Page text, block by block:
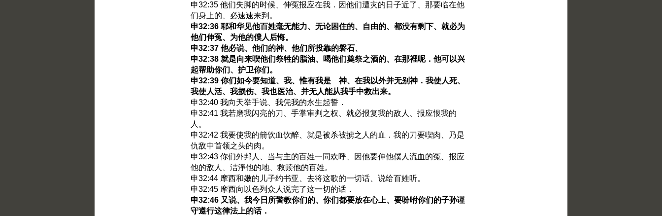
申32:35 他们失脚的时候、伸冤报应在我．因他们遭灾的日子近了、那要临在他
们身上的、必速速来到。
申32:36 耶和华见他百姓毫无能力、无论困住的、自由的、都没有剩下、就必为
他们伸冤、为他的僕人后悔。
申32:37 他必说、他们的神、他们所投靠的磐石、
申32:38 就是向来喫他们祭牲的脂油、喝他们奠祭之酒的、在那裡呢．他可以兴
起帮助你们、护卫你们。
申32:39 你们如今要知道、我、惟有我是 神、在我以外并无别神．我使人死、
我使人活、我损伤、我也医治、并无人能从我手中救出来。
申32:40 我向天举手说、我凭我的永生起誓．
申32:41 我若磨我闪亮的刀、手掌审判之权、就必报复我的敌人、报应恨我的
人。
申32:42 我要使我的箭饮血饮醉、就是被杀被掳之人的血．我的刀要喫肉、乃是
仇敌中首领之头的肉。
申32:43 你们外邦人、当与主的百姓一同欢呼、因他要伸他僕人流血的冤、报应
他的敌人、洁淨他的地、救赎他的百姓。
申32:44 摩西和嫩的儿子约书亚、去将这歌的一切话、说给百姓听。
申32:45 摩西向以色列众人说完了这一切的话．
申32:46 又说、我今日所警教你们的、你们都要放在心上、要吩咐你们的子孙谨
守遵行这律法上的话．